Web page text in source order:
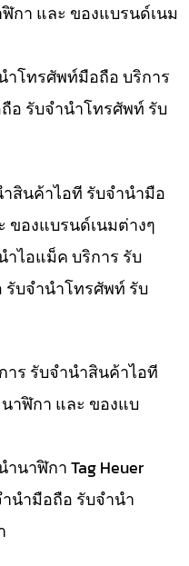
กา และ ของแบรนด์เนม
ำโทรศัพท์มือถือ บริการ
อ รับจำนำโทรศัพท์ รับ
สินค้าไอที รับจำนำมือ
ของแบรนด์เนมต่างๆ
ไอแม็ค บริการ รับ
บจำนำโทรศัพท์ รับ
าร รับจำนำสินค้าไอที
าฬิกา และ ของแบ
นาฬิกา Tag Heuer
นำมือถือ รับจำนำ